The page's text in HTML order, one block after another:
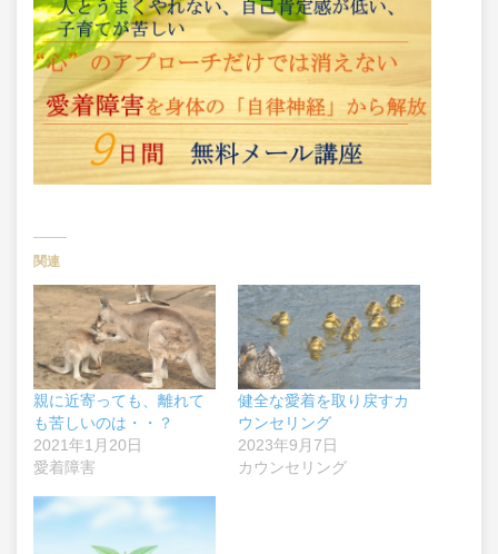
関連
親に近寄っても、離れて
も苦しいのは・・？
2021年1月20日
愛着障害
健全な愛着を取り戻すカ
ウンセリング
2023年9月7日
カウンセリング